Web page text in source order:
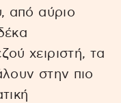
από αύριο
χειριστή, τα
στην πιο